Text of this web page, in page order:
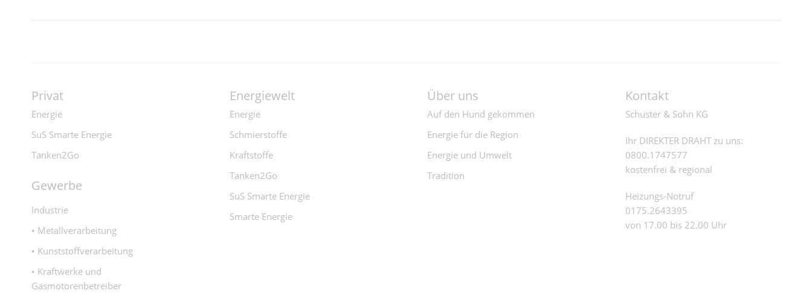
Privat
Energie
SuS Smarte Energie
Tanken2Go
Gewerbe
Industrie
• Metallverarbeitung
• Kunststoffverarbeitung
• Kraftwerke und
Gasmotorenbetreiber
Energiewelt
Energie
Schmierstoffe
Kraftstoffe
Tanken2Go
SuS Smarte Energie
Smarte Energie
Über uns
Auf den Hund gekommen
Energie für die Region
Energie und Umwelt
Tradition
Kontakt
Schuster & Sohn KG
Ihr DIREKTER DRAHT zu uns:
0800.1747577
kostenfrei & regional
Heizungs-Notruf
0175.2643395
von 17.00 bis 22.00 Uhr